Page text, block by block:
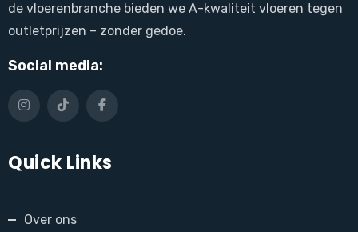
de vloerenbranche bieden we A-kwaliteit vloeren tegen
outletprijzen – zonder gedoe.
Social media:
Quick Links
Over ons